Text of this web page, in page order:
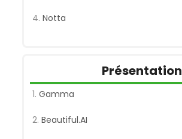
Notta
Présentation
Gamma
Beautiful.AI